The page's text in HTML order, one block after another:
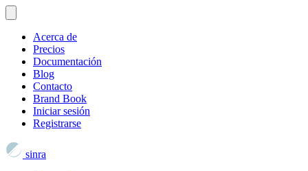
Acerca de
Precios
Documentación
Blog
Contacto
Brand Book
Iniciar sesión
Registrarse
sinra